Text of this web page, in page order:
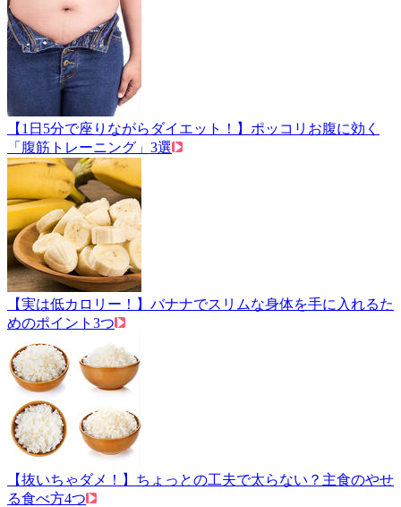
【1日5分で座りながらダイエット！】ポッコリお腹に効く
「腹筋トレーニング」3選
【実は低カロリー！】バナナでスリムな身体を手に入れるた
めのポイント3つ
【抜いちゃダメ！】ちょっとの工夫で太らない？主食のやせ
る食べ方4つ